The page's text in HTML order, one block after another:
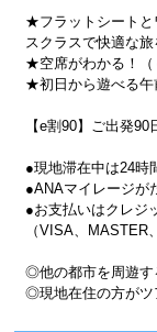
★フラットシートと
スクラスで快適な旅
★空席がわかる！（
★初日から遊べる午
【e割90】ご出発
●現地滞在中は24時
●ANAマイレージが
●お支払いはクレジ
（VISA、MASTER
◎他の都市を周遊す
◎現地在住の方がツ